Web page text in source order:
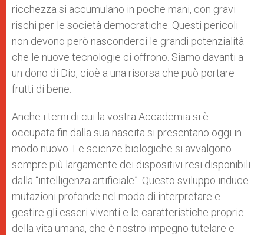
ricchezza si accumulano in poche mani, con gravi
rischi per le società democratiche. Questi pericoli
non devono però nasconderci le grandi potenzialità
che le nuove tecnologie ci offrono. Siamo davanti a
un dono di Dio, cioè a una risorsa che può portare
frutti di bene.
Anche i temi di cui la vostra Accademia si è
occupata fin dalla sua nascita si presentano oggi in
modo nuovo. Le scienze biologiche si avvalgono
sempre più largamente dei dispositivi resi disponibili
dalla “intelligenza artificiale”. Questo sviluppo induce
mutazioni profonde nel modo di interpretare e
gestire gli esseri viventi e le caratteristiche proprie
della vita umana, che è nostro impegno tutelare e